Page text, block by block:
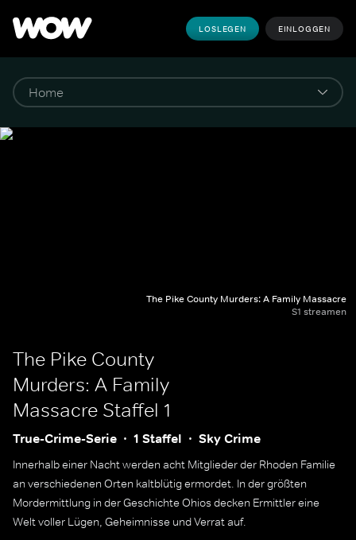
LOSLEGEN EINLOGGEN
The Pike County Murders: A Family Massacre
S1 streamen
The Pike County
Murders: A Family
Massacre Staffel 1
True-Crime-Serie 1 Staffel Sky Crime
Innerhalb einer Nacht werden acht Mitglieder der Rhoden Familie
an verschiedenen Orten kaltblütig ermordet. In der größten
Mordermittlung in der Geschichte Ohios decken Ermittler eine
Welt voller Lügen, Geheimnisse und Verrat auf.